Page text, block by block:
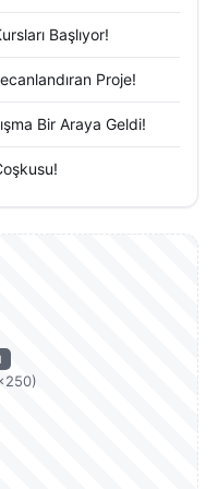
Başlıyor!
Proje!
Bir Araya Geldi!